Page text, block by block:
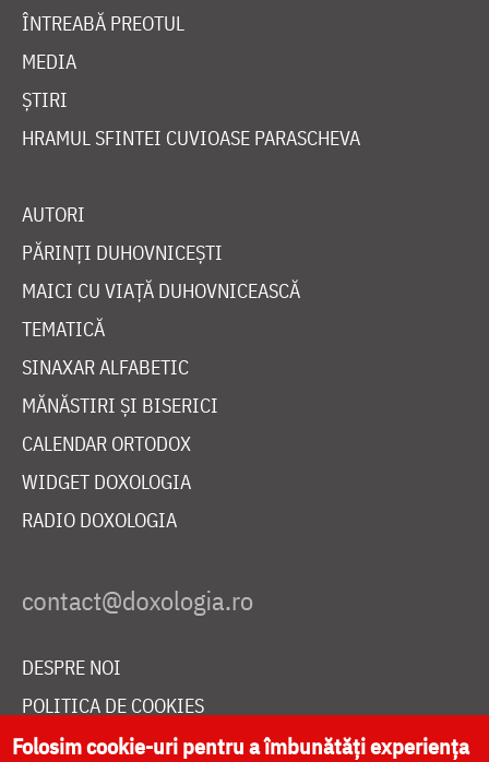
ÎNTREABĂ PREOTUL
MEDIA
ȘTIRI
HRAMUL SFINTEI CUVIOASE PARASCHEVA
AUTORI
PĂRINȚI DUHOVNICEȘTI
MAICI CU VIAȚĂ DUHOVNICEASCĂ
TEMATICĂ
SINAXAR ALFABETIC
MĂNĂSTIRI ȘI BISERICI
CALENDAR ORTODOX
WIDGET DOXOLOGIA
RADIO DOXOLOGIA
DESPRE NOI
POLITICA DE COOKIES
DONEAZĂ ONLINE PENTRU CATEDRALA NAȚIONALĂ
Folosim cookie-uri pentru a îmbunătăți experiența